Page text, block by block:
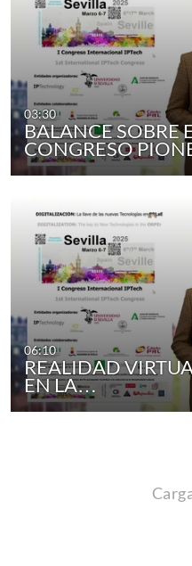
03:30
BALANCE SOBRE
CONGRESO
06:10
REALIDAD
EN LA…